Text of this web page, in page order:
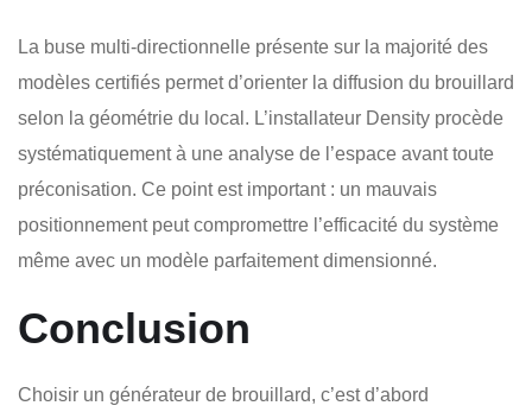
La buse multi-directionnelle présente sur la majorité des
modèles certifiés permet d’orienter la diffusion du brouillard
selon la géométrie du local. L’installateur Density procède
systématiquement à une analyse de l’espace avant toute
préconisation. Ce point est important : un mauvais
positionnement peut compromettre l’efficacité du système
même avec un modèle parfaitement dimensionné.
Conclusion
Choisir un générateur de brouillard, c’est d’abord